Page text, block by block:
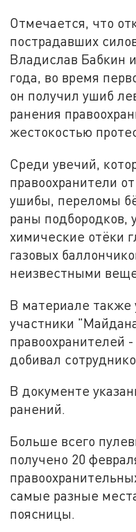
Отмечается, что
пострадавших
Владислав Бабкин
года, во время
он получил ушиб
ранения
жестокостью
Среди увечий,
правоохранители
ушибы, переломы
раны подбородков,
химические отёки
газовых
неизвестными
В материале также
участники
правоохранителей
добивал
В документе
ранений.
Больше всего
получено 20
самые разные
поясницы.